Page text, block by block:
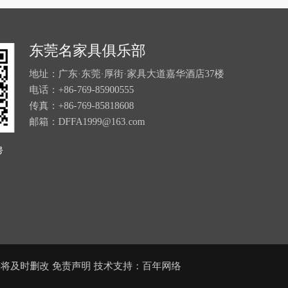
东莞名家具俱乐部
地址：广东·东莞·厚街·家具大道嘉华酒店37楼
电话：+86-769-85900555
传真：+86-769-85818608
邮箱：DFFA1999@163.com
及时删改 免责声明 技术支持： 百年网络